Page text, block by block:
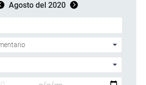
Agosto del 2020